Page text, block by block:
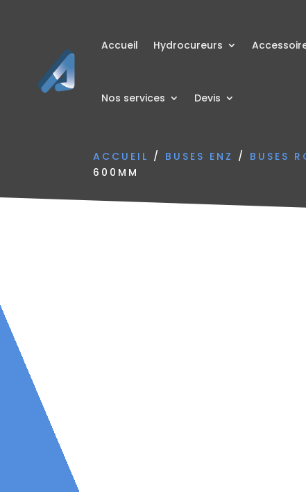
Accueil Hydrocureurs
Nos services Devis
ACCUEIL / BUSES ENZ / BUSES
600MM